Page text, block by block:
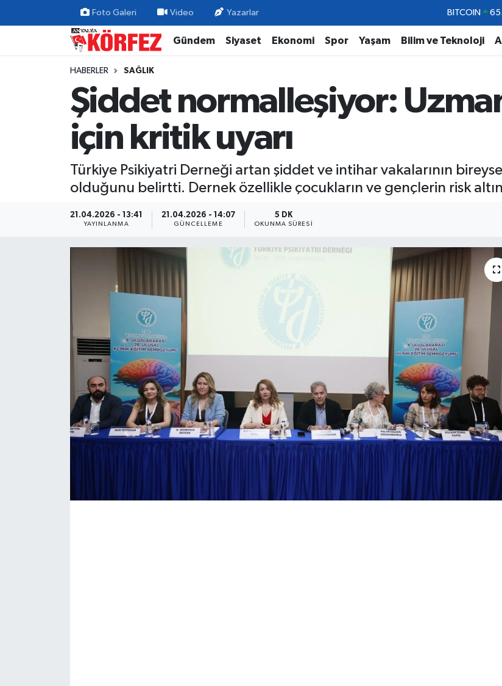
Foto Galeri Video Yazarlar DOLAR
EURO
BİST100
Gündem Siyaset Ekonomi Spor Yaşam Bilim ve Teknoloji
HABERLER SAĞLIK
Şiddet normalleşiyor:
için kritik uyarı
Türkiye Psikiyatri Derneği artan şiddet ve intihar vakalarının
olduğunu belirtti. Dernek özellikle çocukların ve gençlerin risk
21.04.2026 - 13:41
YAYINLANMA
21.04.2026 - 14:07
GÜNCELLEME
5 DK
OKUNMA SÜRESI
Gündem
Yerel Yönetim
Kültür ve Sanat
Nöbetçi Eczaneler
Trafik Durumu
Süper Lig Puan Durumu ve Fikstür
Tüm Manşetler